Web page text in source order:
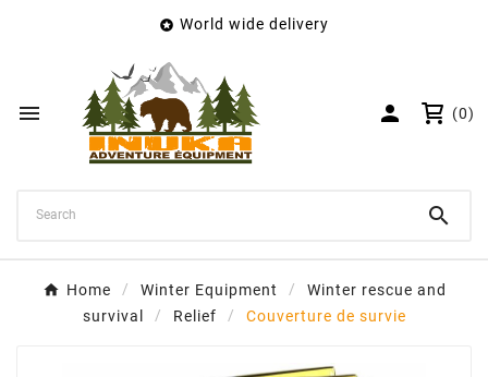
 World wide delivery
  (0)

Home Winter Equipment
Winter rescue and
survival
Relief Couverture de survie
Wishlist name